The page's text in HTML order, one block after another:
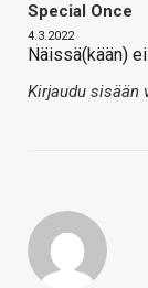
Special Once
4.3.2022
Näissä(kään)
Kirjaudu sisään